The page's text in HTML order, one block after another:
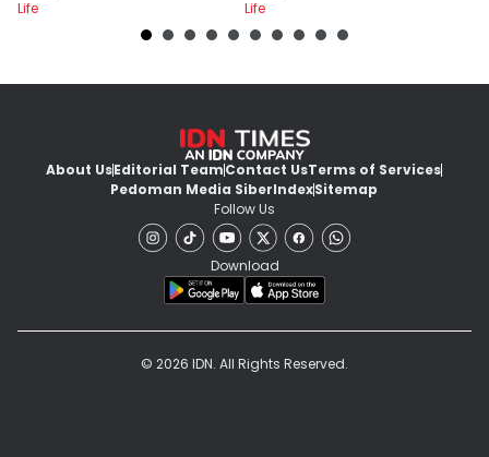
Life
Life
About UsEditorial TeamContact UsTerms of Services
Pedoman Media SiberIndexSitemap
Follow Us
Download
© 2026 IDN. All Rights Reserved.